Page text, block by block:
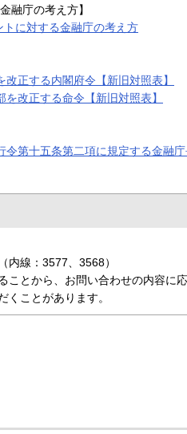
融庁の考え方】
に対する金融庁の考え方
正する内閣府令【新旧対照表】
改正する命令【新旧対照表】
令第十五条第二項に規定する金融
線：3577、3568）
とから、お問い合わせの内容に
くことがあります。